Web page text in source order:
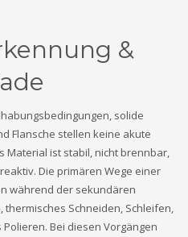
&
solide
Flansche stellen keine akute
Material ist stabil, nicht brennbar,
Die primären Wege einer
während der sekundären
Schneiden, Schleifen,
Bei diesen Vorgängen